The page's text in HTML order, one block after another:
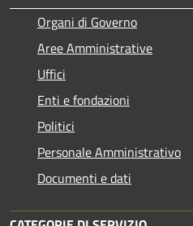
Organi di Governo
Aree Amministrative
Uffici
Enti e fondazioni
Politici
Personale Amministrativo
Documenti e dati